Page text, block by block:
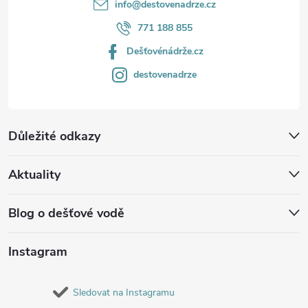
Důležité odkazy
Aktuality
Blog o dešťové vodě
info@destovenadrze.cz
771 188 855
Dešťovénádrže.cz
destovenadrze
Instagram
Sledovat na Instagramu